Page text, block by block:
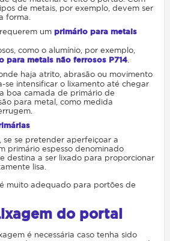
de metais, por exemplo, devem ser
forma.
um primário para metais
como o alumínio, por exemplo,
para metais não ferrosos P714
haja atrito, abrasão ou movimento
se intensificar o lixamento até chegar
boa camada de primário de
para metal, como medida
se se pretender aperfeiçoar a
primário espesso denominado
destina a ser lixado para proporcionar
lisa.
muito adequado para portões de
do portal
é necessária caso tenha sido